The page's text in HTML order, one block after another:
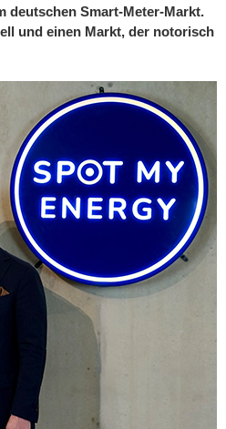
deutschen Smart-Meter-Markt.
und einen Markt, der notorisch